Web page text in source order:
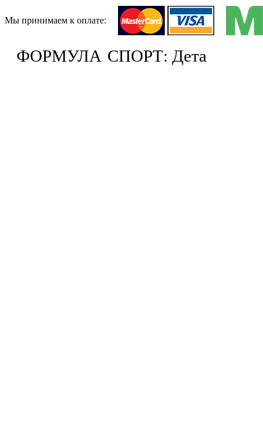
Мы принимаем к оплате:
ФОРМУЛА СПОРТ: Дета